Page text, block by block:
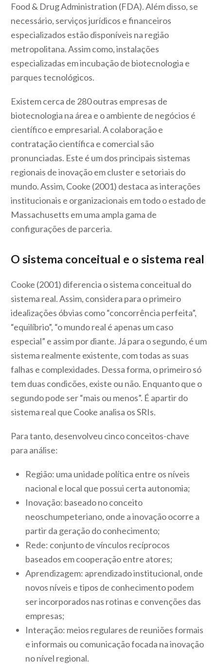
Food & Drug Administration (FDA). Além disso, se
necessário, serviços jurídicos e financeiros
especializados estão disponíveis na região
metropolitana. Assim como, instalações
especializadas em incubação de biotecnologia e
parques tecnológicos.
Existem cerca de 280 outras empresas de
biotecnologia na área e o ambiente de negócios é
científico e empresarial. A colaboração e
contratação científica e comercial são
pronunciadas. Este é um dos principais sistemas
regionais de inovação em cluster e setoriais do
mundo. Assim, Cooke (2001) destaca as interações
institucionais e organizacionais em todo o estado de
Massachusetts em uma ampla gama de
configurações de parceria.
O sistema conceitual e o sistema real
Cooke (2001) diferencia o sistema conceitual do
sistema real. Assim, considera para o primeiro
idealizações óbvias como “concorrência perfeita”,
“equilíbrio”, “o mundo real é apenas um caso
especial” e assim por diante. Já para o segundo, é um
sistema realmente existente, com todas as suas
falhas e complexidades. Dessa forma, o primeiro só
tem duas condicões, existe ou não. Enquanto que o
segundo pode ser “mais ou menos”. É apartir do
sistema real que Cooke analisa os SRIs.
Para tanto, desenvolveu cinco conceitos-chave
para análise:
Região: uma unidade política entre os níveis
nacional e local que possui certa autonomia;
Inovação: baseado no conceito
neoschumpeteriano, onde a inovação ocorre a
partir da geração do conhecimento;
Rede: conjunto de vínculos recíprocos
baseados em cooperação entre atores;
Aprendizagem: aprendizado institucional, onde
novos níveis e tipos de conhecimento podem
ser incorporados nas rotinas e convenções das
empresas;
Interação: meios regulares de reuniões formais
e informais ou comunicação focada na inovação
no nível regional.